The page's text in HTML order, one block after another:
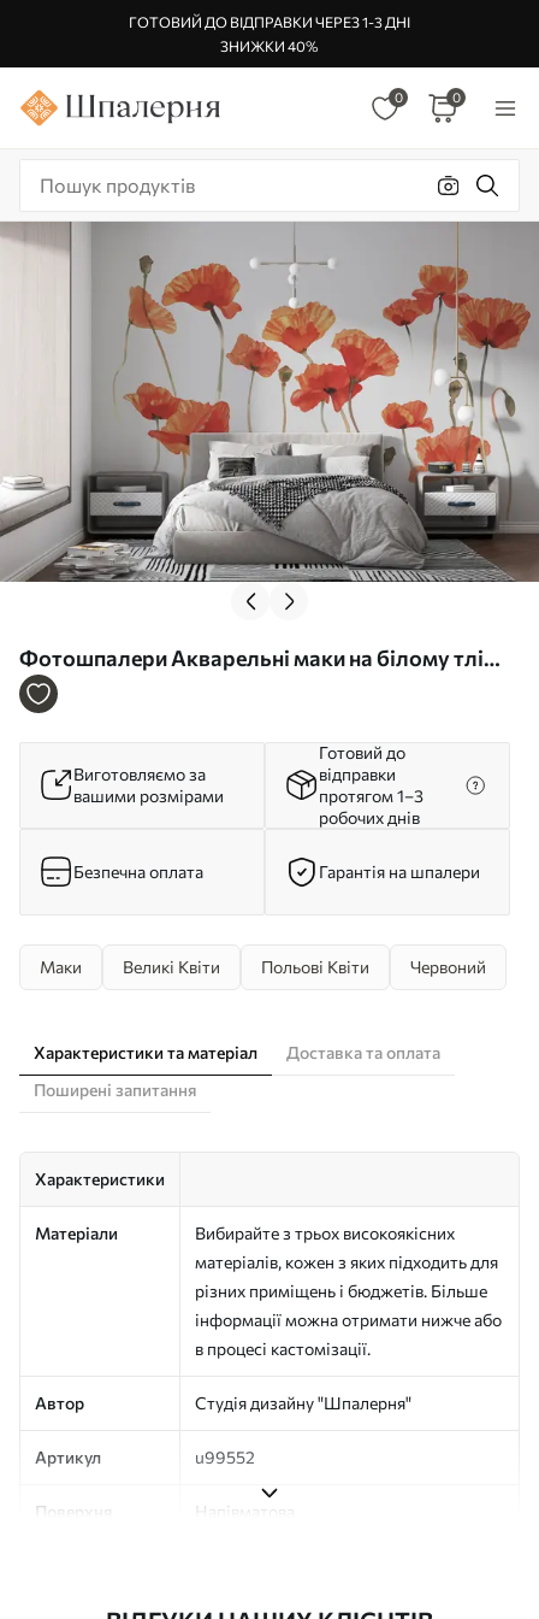
ГОТОВИЙ ДО ВІДПРАВКИ ЧЕРЕЗ 1-3 ДНІ
ЗНИЖКИ 40%
0 0
Фотошпалери Акварельні маки на білому тлі
u99552
Виготовляємо за
вашими розмірами
Готовий до
відправки
протягом 1–3
робочих днів
Безпечна оплата Гарантія на шпалери
Маки Великі Квіти Польові Квіти Червоний
Характеристики та матеріал
Доставка та оплата
Поширені запитання
Характеристики
Матеріали
Вибирайте з трьох високоякісних
матеріалів, кожен з яких підходить для
різних приміщень і бюджетів. Більше
інформації можна отримати нижче або
в процесі кастомізації.
Автор Студія дизайну "Шпалерня"
Артикул u99552
Поверхня Напівматова